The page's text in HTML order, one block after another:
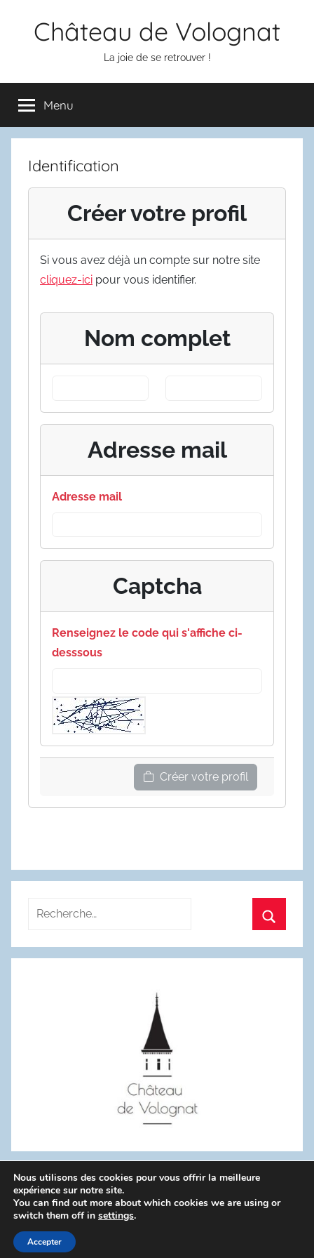
Château de Volognat
La joie de se retrouver !
Menu
Identification
Créer votre profil
Si vous avez déjà un compte sur notre site
cliquez-ici pour vous identifier.
Nom complet
Adresse mail
Adresse mail
Captcha
Renseignez le code qui s'affiche ci-
desssous
Créer votre profil
Recherche
:
WordPress Theme: Donovan by ThemeZee.
Politique de confidentialité
Nous utilisons des cookies pour vous offrir la meilleure
expérience sur notre site.
You can find out more about which cookies we are using or
switch them off in settings.
Accepter